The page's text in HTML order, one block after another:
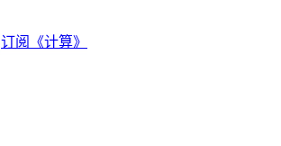
订阅《计算》